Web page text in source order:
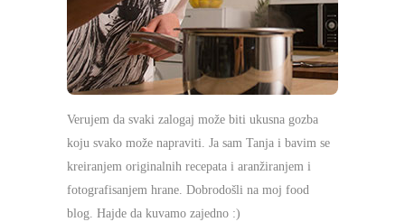
Verujem da svaki zalogaj može biti ukusna gozba
koju svako može napraviti. Ja sam Tanja i bavim se
kreiranjem originalnih recepata i aranžiranjem i
fotografisanjem hrane. Dobrodošli na moj food
blog. Hajde da kuvamo zajedno :)